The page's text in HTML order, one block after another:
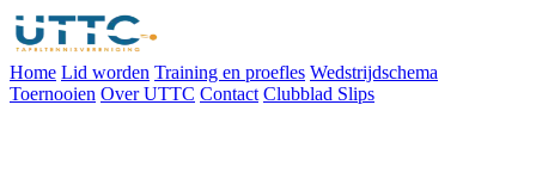
Home Lid worden Training en proefles Wedstrijdschema
Toernooien Over UTTC Contact Clubblad Slips